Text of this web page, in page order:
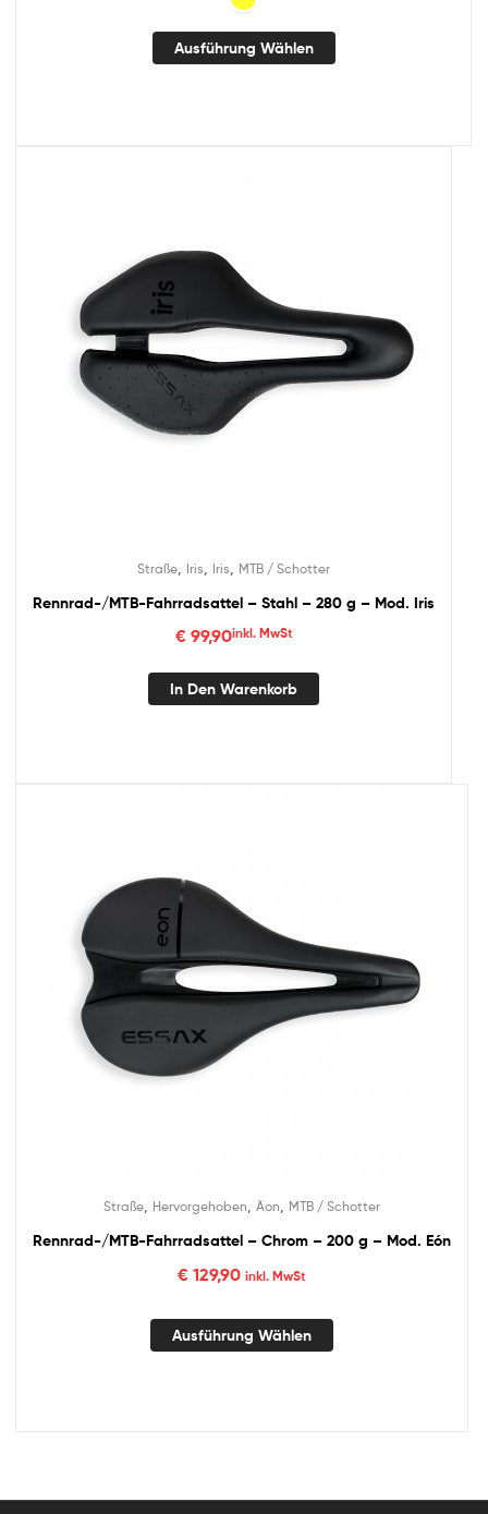
Ausführung Wählen
Straße Iris Iris MTB / Schotter
Rennrad-/MTB-Fahrradsattel – Stahl – 280 g – Mod. Iris
€99,90inkl. MwSt
In Den Warenkorb
Straße Hervorgehoben Äon MTB / Schotter
Rennrad-/MTB-Fahrradsattel – Chrom – 200 g – Mod. Eón
€ 129,90 inkl. MwSt
Ausführung Wählen